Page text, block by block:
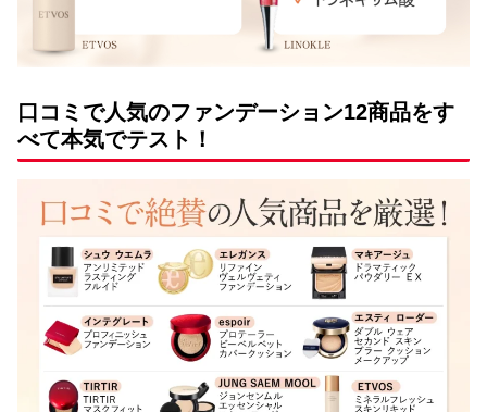
口コミで人気のファンデーション12商品をす
べて本気でテスト！